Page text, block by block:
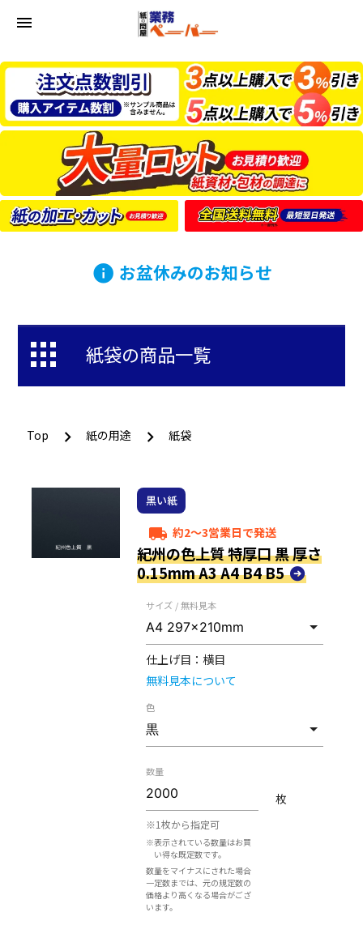
menu
info お盆休みのお知らせ
紙袋の商品一覧
Top 紙の用途 紙袋
黒い紙
local_shipping 約2～3営業日で発送
紀州の色上質 特厚口 黒 厚さ
0.15mm A3 A4 B4 B5
サイズ / 無料見本
仕上げ目： 横目
無料見本について
色
数量
※1枚から指定可
※表示されている数量はお買
い得な既定数です。
数量をマイナスにされた場合
一定数までは、元の規定数の
価格より高くなる場合がござ
います。
枚